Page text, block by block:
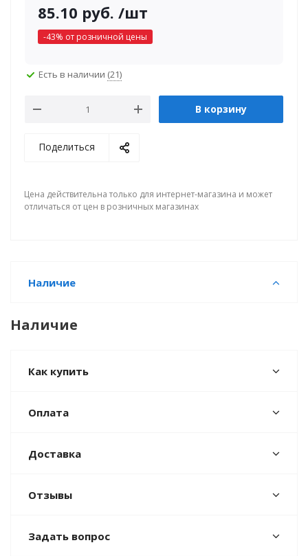
85.10 руб. /шт
-43% от розничной цены
Есть в наличии (21)
В корзину
Поделиться
Цена действительна только для интернет-магазина и может
отличаться от цен в розничных магазинах
Наличие
Наличие
Как купить
Оплата
Доставка
Отзывы
Задать вопрос